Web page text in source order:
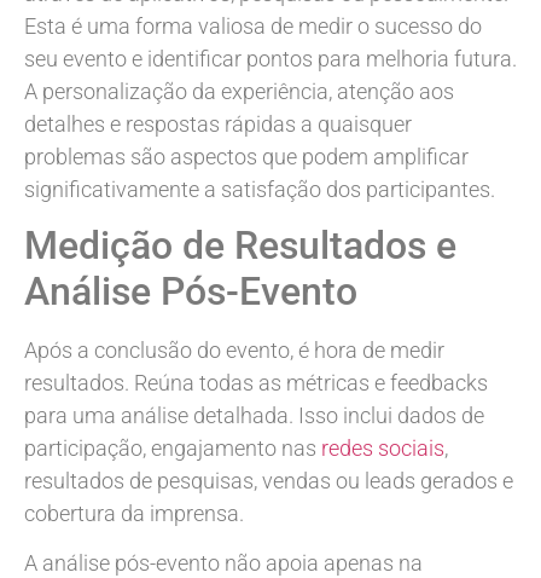
Esta é uma forma valiosa de medir o sucesso do
seu evento e identificar pontos para melhoria futura.
A personalização da experiência, atenção aos
detalhes e respostas rápidas a quaisquer
problemas são aspectos que podem amplificar
significativamente a satisfação dos participantes.
Medição de Resultados e
Análise Pós-Evento
Após a conclusão do evento, é hora de medir
resultados. Reúna todas as métricas e feedbacks
para uma análise detalhada. Isso inclui dados de
participação, engajamento nas redes sociais,
resultados de pesquisas, vendas ou leads gerados e
cobertura da imprensa.
A análise pós-evento não apoia apenas na